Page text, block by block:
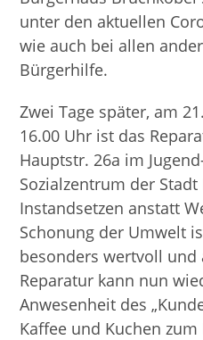
unter den aktuellen
wie auch bei allen
Bürgerhilfe.
Zwei Tage später, am
16.00 Uhr ist das
Hauptstr. 26a im
Sozialzentrum der
Instandsetzen anstatt
Schonung der Umwelt
besonders wertvoll und
Reparatur kann nun
Anwesenheit des
Kaffee und Kuchen